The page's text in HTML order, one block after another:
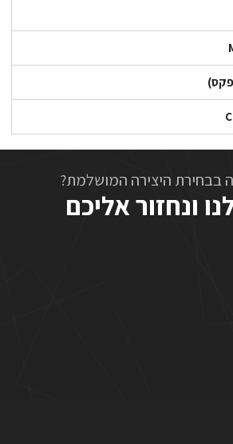
בבחירת היצירה המושלמת?
ונחזור אליכם